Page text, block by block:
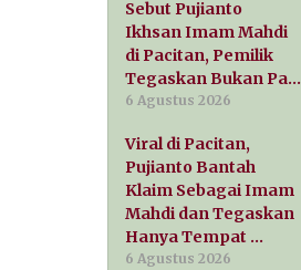
Sebut Pujianto
Ikhsan Imam Mahdi
di Pacitan, Pemilik
Tegaskan Bukan Pa…
6 Agustus 2026
Viral di Pacitan,
Pujianto Bantah
Klaim Sebagai Imam
Mahdi dan Tegaskan
Hanya Tempat …
6 Agustus 2026